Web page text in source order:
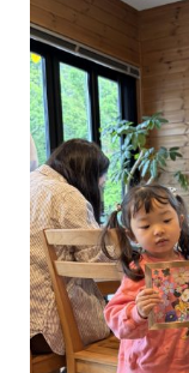
大人の、こころ遊ぶ
ました。ジュートバ
ン選び ...続きを読む
G-LOG なつ 程々の家
BESS福知山
DIY
シェア